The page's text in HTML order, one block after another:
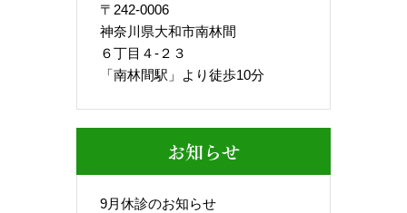
〒242-0006
神奈川県大和市南林間
６丁目４-２３
「南林間駅」より徒歩10分
お知らせ
9月休診のお知らせ